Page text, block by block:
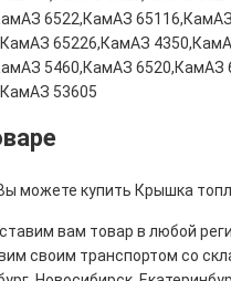
6522,КамАЗ
65226,КамАЗ
5460,КамАЗ
53605
можете купить Крышка
вам товар в любой
своим транспортом со